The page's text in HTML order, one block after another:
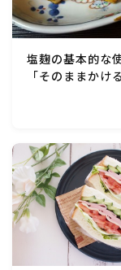
行事食(おせち・
供の日・七夕等)
お弁当
漬物・ピクルス
圧力鍋使用の料
塩麹の基本的な
「そのままかけ